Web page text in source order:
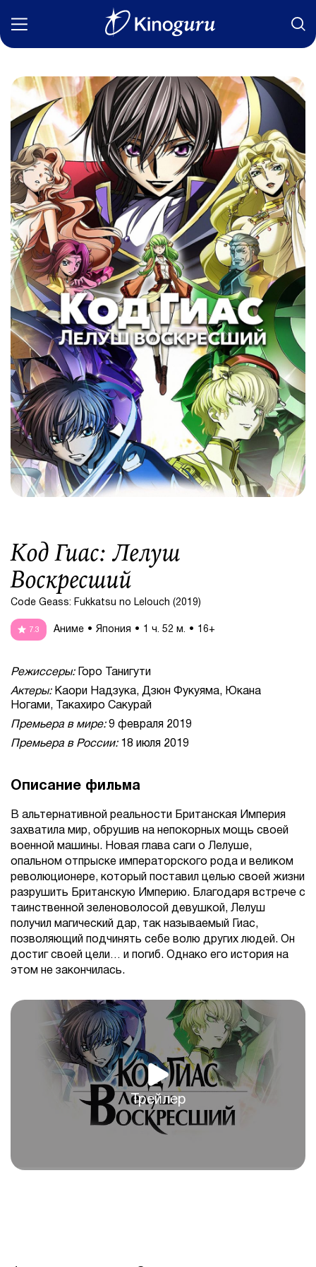
Фильмы
Статьи
Сериалы
Новости
Подборки
Рецензии
О нас
Авторы
Код Гиас: Лелуш
Воскресший
Code Geass: Fukkatsu no Lelouch (2019)
7.3 Аниме Япония 1 ч. 52 м. 16+
Режиссеры:Горо Танигути
Актеры:Каори Надзука, Дзюн Фукуяма, Юкана
Ногами, Такахиро Сакурай
Премьера в мире:9 февраля 2019
Премьера в России:18 июля 2019
Описание фильма
В альтернативной реальности Британская Империя
захватила мир, обрушив на непокорных мощь своей
военной машины. Новая глава саги о Лелуше,
опальном отпрыске императорского рода и великом
революционере, который поставил целью своей жизни
разрушить Британскую Империю. Благодаря встрече с
таинственной зеленоволосой девушкой, Лелуш
получил магический дар, так называемый Гиас,
позволяющий подчинять себе волю других людей. Он
достиг своей цели… и погиб. Однако его история на
этом не закончилась.
Трейлер